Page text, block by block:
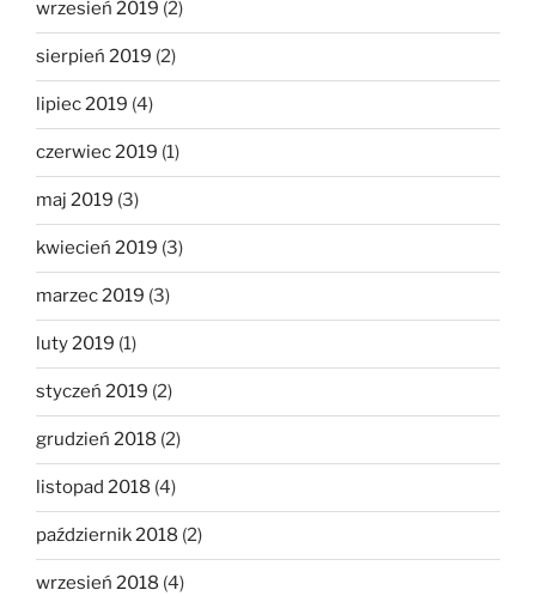
wrzesień 2019 (2)
sierpień 2019 (2)
lipiec 2019 (4)
czerwiec 2019 (1)
maj 2019 (3)
kwiecień 2019 (3)
marzec 2019 (3)
luty 2019 (1)
styczeń 2019 (2)
grudzień 2018 (2)
listopad 2018 (4)
październik 2018 (2)
wrzesień 2018 (4)